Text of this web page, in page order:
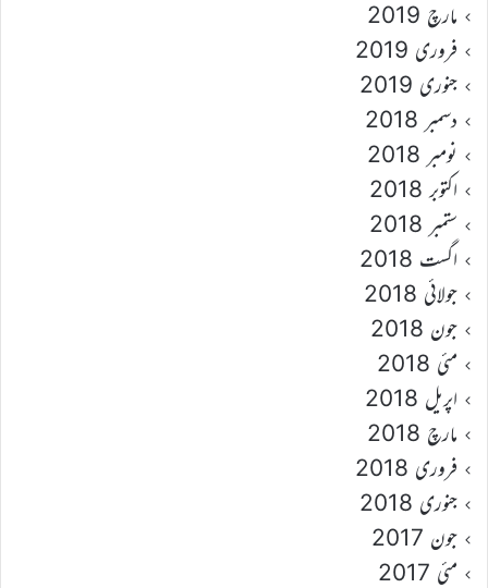
مارچ 2019
فروری 2019
جنوری 2019
دسمبر 2018
نومبر 2018
اکتوبر 2018
ستمبر 2018
اگست 2018
جولائی 2018
جون 2018
مئی 2018
اپریل 2018
مارچ 2018
فروری 2018
جنوری 2018
جون 2017
مئی 2017